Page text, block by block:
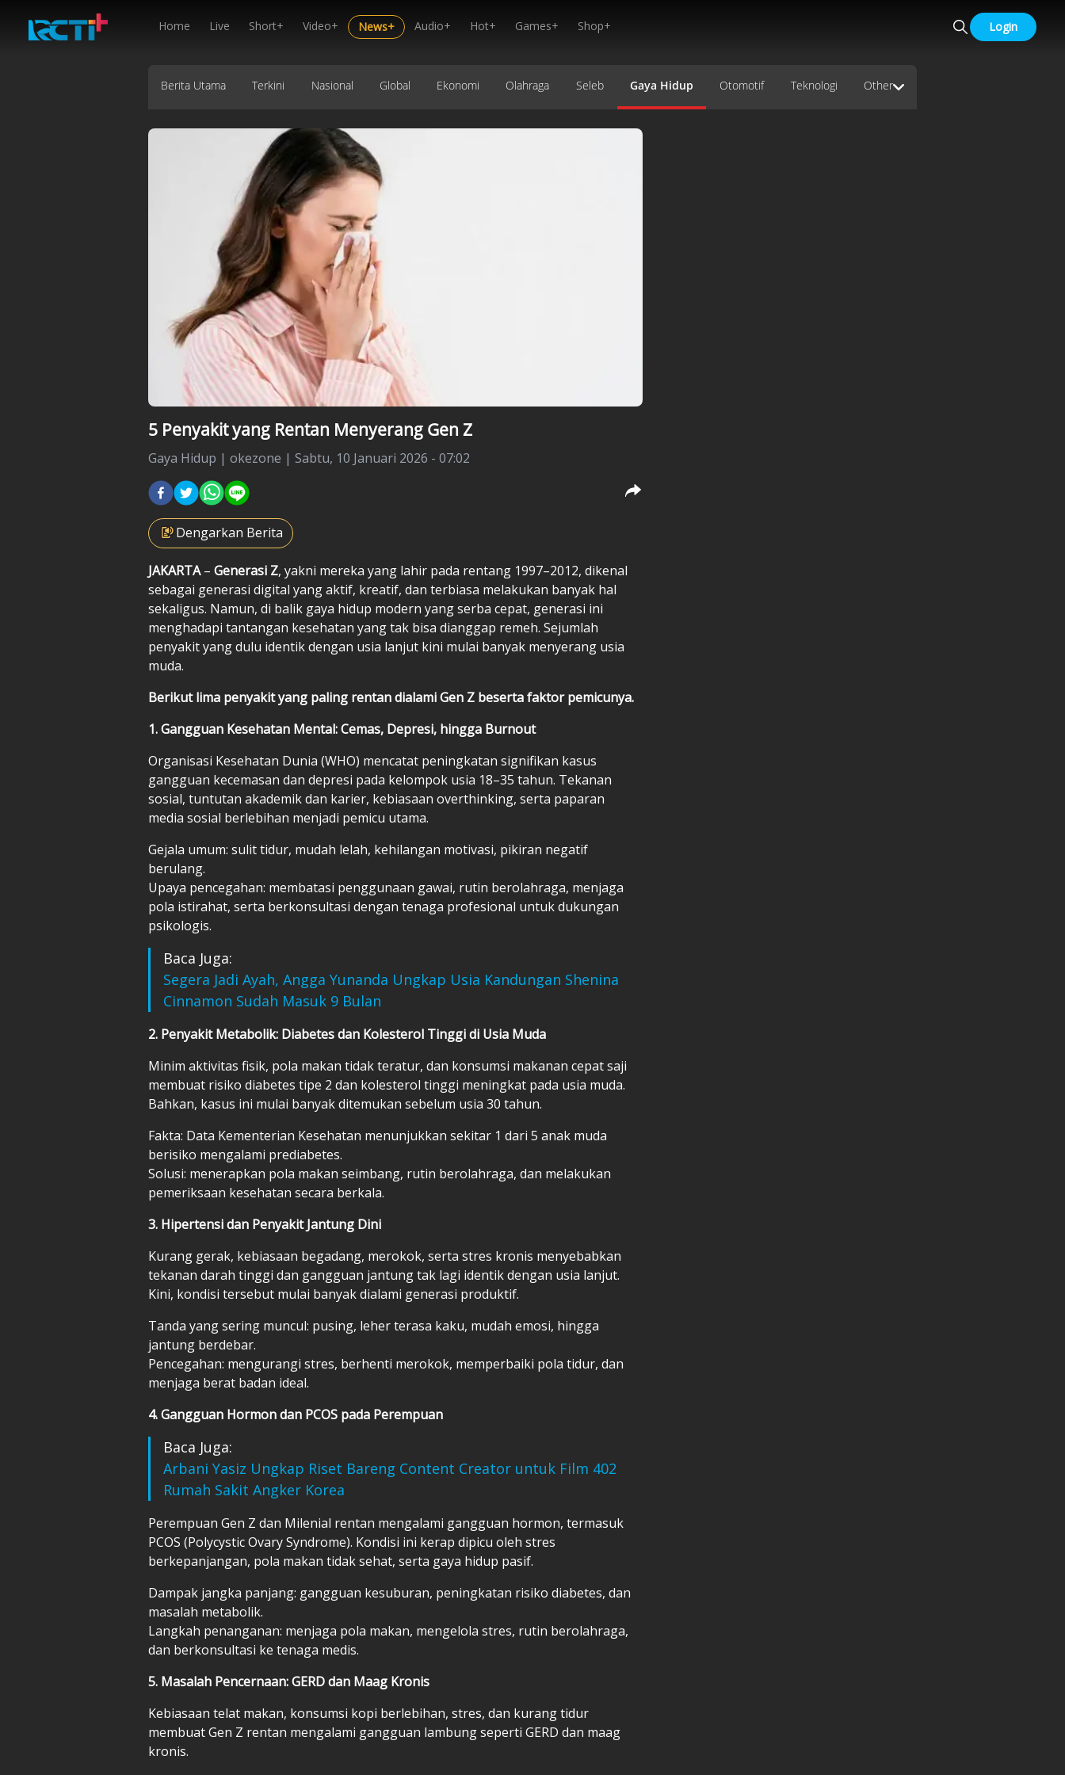
Home Live Short+ Video+ News+ Audio+ Hot+ Games+ Shop+ Login
Berita Utama Terkini Nasional Global Ekonomi Olahraga Seleb Gaya Hidup Otomotif Teknologi Other
5 Penyakit yang Rentan Menyerang Gen Z
Gaya Hidup | okezone | Sabtu, 10 Januari 2026 - 07:02
Dengarkan Berita
JAKARTA– Generasi Z, yakni mereka yang lahir pada rentang 1997–2012, dikenal
sebagai generasi digital yang aktif, kreatif, dan terbiasa melakukan banyak hal
sekaligus. Namun, di balik gaya hidup modern yang serba cepat, generasi ini
menghadapi tantangan kesehatan yang tak bisa dianggap remeh. Sejumlah
penyakit yang dulu identik dengan usia lanjut kini mulai banyak menyerang usia
muda.
Berikut lima penyakit yang paling rentan dialami Gen Z beserta faktor pemicunya.
1. Gangguan Kesehatan Mental: Cemas, Depresi, hingga Burnout
Organisasi Kesehatan Dunia (WHO) mencatat peningkatan signifikan kasus
gangguan kecemasan dan depresi pada kelompok usia 18–35 tahun. Tekanan
sosial, tuntutan akademik dan karier, kebiasaan overthinking, serta paparan
media sosial berlebihan menjadi pemicu utama.
Gejala umum: sulit tidur, mudah lelah, kehilangan motivasi, pikiran negatif
berulang.
Upaya pencegahan: membatasi penggunaan gawai, rutin berolahraga, menjaga
pola istirahat, serta berkonsultasi dengan tenaga profesional untuk dukungan
psikologis.
Baca Juga:
Segera Jadi Ayah, Angga Yunanda Ungkap Usia Kandungan Shenina
Cinnamon Sudah Masuk 9 Bulan
2. Penyakit Metabolik: Diabetes dan Kolesterol Tinggi di Usia Muda
Minim aktivitas fisik, pola makan tidak teratur, dan konsumsi makanan cepat saji
membuat risiko diabetes tipe 2 dan kolesterol tinggi meningkat pada usia muda.
Bahkan, kasus ini mulai banyak ditemukan sebelum usia 30 tahun.
Fakta: Data Kementerian Kesehatan menunjukkan sekitar 1 dari 5 anak muda
berisiko mengalami prediabetes.
Solusi: menerapkan pola makan seimbang, rutin berolahraga, dan melakukan
pemeriksaan kesehatan secara berkala.
3. Hipertensi dan Penyakit Jantung Dini
Kurang gerak, kebiasaan begadang, merokok, serta stres kronis menyebabkan
tekanan darah tinggi dan gangguan jantung tak lagi identik dengan usia lanjut.
Kini, kondisi tersebut mulai banyak dialami generasi produktif.
Tanda yang sering muncul: pusing, leher terasa kaku, mudah emosi, hingga
jantung berdebar.
Pencegahan: mengurangi stres, berhenti merokok, memperbaiki pola tidur, dan
menjaga berat badan ideal.
4. Gangguan Hormon dan PCOS pada Perempuan
Baca Juga:
Arbani Yasiz Ungkap Riset Bareng Content Creator untuk Film 402
Rumah Sakit Angker Korea
Perempuan Gen Z dan Milenial rentan mengalami gangguan hormon, termasuk
PCOS (Polycystic Ovary Syndrome). Kondisi ini kerap dipicu oleh stres
berkepanjangan, pola makan tidak sehat, serta gaya hidup pasif.
Dampak jangka panjang: gangguan kesuburan, peningkatan risiko diabetes, dan
masalah metabolik.
Langkah penanganan: menjaga pola makan, mengelola stres, rutin berolahraga,
dan berkonsultasi ke tenaga medis.
5. Masalah Pencernaan: GERD dan Maag Kronis
Kebiasaan telat makan, konsumsi kopi berlebihan, stres, dan kurang tidur
membuat Gen Z rentan mengalami gangguan lambung seperti GERD dan maag
kronis.